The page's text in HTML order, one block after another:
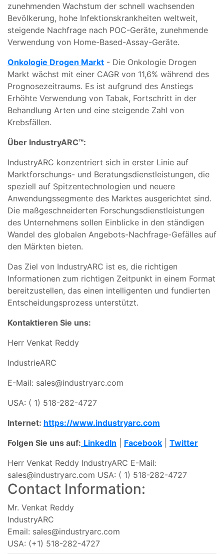
zunehmenden Wachstum der schnell wachsenden
Bevölkerung, hohe Infektionskrankheiten weltweit,
steigende Nachfrage nach POC-Geräte, zunehmende
Verwendung von Home-Based-Assay-Geräte.
Onkologie Drogen Markt - Die Onkologie Drogen
Markt wächst mit einer CAGR von 11,6% während des
Prognosezeitraums. Es ist aufgrund des Anstiegs
Erhöhte Verwendung von Tabak, Fortschritt in der
Behandlung Arten und eine steigende Zahl von
Krebsfällen.
Über IndustryARC™:
IndustryARC konzentriert sich in erster Linie auf
Marktforschungs- und Beratungsdienstleistungen, die
speziell auf Spitzentechnologien und neuere
Anwendungssegmente des Marktes ausgerichtet sind.
Die maßgeschneiderten Forschungsdienstleistungen
des Unternehmens sollen Einblicke in den ständigen
Wandel des globalen Angebots-Nachfrage-Gefälles auf
den Märkten bieten.
Das Ziel von IndustryARC ist es, die richtigen
Informationen zum richtigen Zeitpunkt in einem Format
bereitzustellen, das einen intelligenten und fundierten
Entscheidungsprozess unterstützt.
Kontaktieren Sie uns:
Herr Venkat Reddy
IndustrieARC
E-Mail: sales@industryarc.com
USA: ( 1) 518-282-4727
Internet: https://www.industryarc.com
Folgen Sie uns auf: LinkedIn Facebook
Twitter
Herr Venkat Reddy IndustryARC E-Mail:
sales@industryarc.com USA: ( 1) 518-282-4727
Contact Information:
Mr. Venkat Reddy
IndustryARC
Email: sales@industryarc.com
USA: (+1) 518-282-4727